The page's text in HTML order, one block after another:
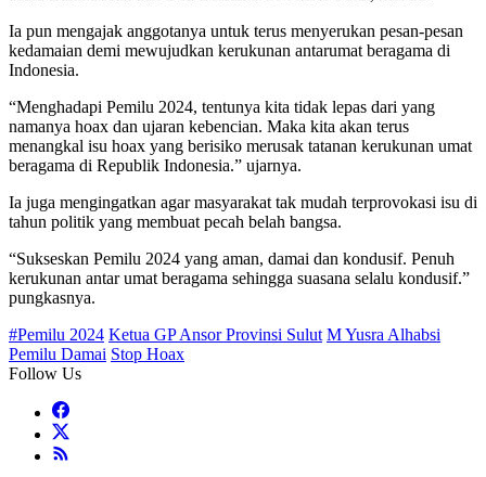
Ia pun mengajak anggotanya untuk terus menyerukan pesan-pesan
kedamaian demi mewujudkan kerukunan antarumat beragama di
Indonesia.
“Menghadapi Pemilu 2024, tentunya kita tidak lepas dari yang
namanya hoax dan ujaran kebencian. Maka kita akan terus
menangkal isu hoax yang berisiko merusak tatanan kerukunan umat
beragama di Republik Indonesia.” ujarnya.
Ia juga mengingatkan agar masyarakat tak mudah terprovokasi isu di
tahun politik yang membuat pecah belah bangsa.
“Sukseskan Pemilu 2024 yang aman, damai dan kondusif. Penuh
kerukunan antar umat beragama sehingga suasana selalu kondusif.”
pungkasnya.
#Pemilu 2024 Ketua GP Ansor Provinsi Sulut M Yusra Alhabsi
Pemilu Damai Stop Hoax
Follow Us